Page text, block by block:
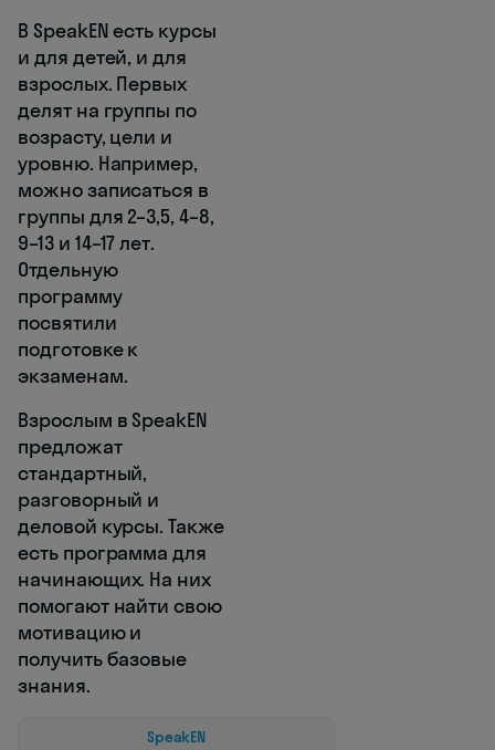
В SpeakEN есть курсы
и для детей, и для
взрослых. Первых
делят на группы по
возрасту, цели и
уровню. Например,
можно записаться в
группы для 2–3,5, 4–8,
9–13 и 14–17 лет.
Отдельную
программу
посвятили
подготовке к
экзаменам.
Взрослым в SpeakEN
предложат
стандартный,
разговорный и
деловой курсы. Также
есть программа для
начинающих. На них
помогают найти свою
мотивацию и
получить базовые
знания.
SpeakEN